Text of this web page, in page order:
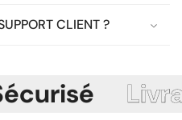
CLIENT ?